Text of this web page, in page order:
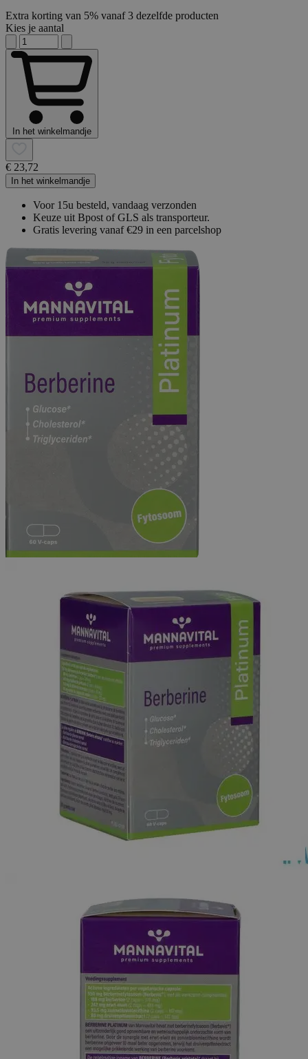
Extra korting van 5% vanaf 3 dezelfde producten
Kies je aantal
In het winkelmandje
€ 23,72
In het winkelmandje
Voor 15u besteld, vandaag verzonden
Keuze uit Bpost of GLS als transporteur.
Gratis levering vanaf €29 in een parcelshop